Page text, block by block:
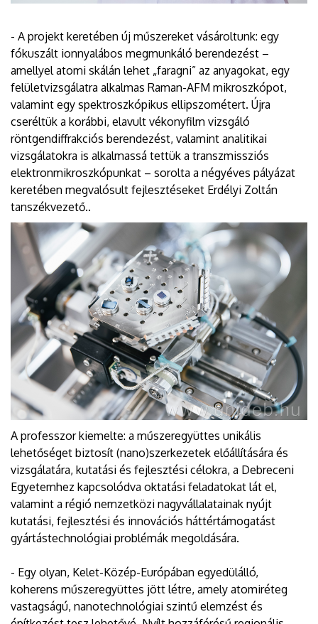
- A projekt keretében új műszereket vásároltunk: egy
fókuszált ionnyalábos megmunkáló berendezést –
amellyel atomi skálán lehet „faragni” az anyagokat, egy
felületvizsgálatra alkalmas Raman-AFM mikroszkópot,
valamint egy spektroszkópikus ellipszométert. Újra
cseréltük a korábbi, elavult vékonyfilm vizsgáló
röntgendiffrakciós berendezést, valamint analitikai
vizsgálatokra is alkalmassá tettük a transzmissziós
elektronmikroszkópunkat – sorolta a négyéves pályázat
keretében megvalósult fejlesztéseket Erdélyi Zoltán
tanszékvezető..
A professzor kiemelte: a műszeregyüttes unikális
lehetőséget biztosít (nano)szerkezetek előállítására és
vizsgálatára, kutatási és fejlesztési célokra, a Debreceni
Egyetemhez kapcsolódva oktatási feladatokat lát el,
valamint a régió nemzetközi nagyvállalatainak nyújt
kutatási, fejlesztési és innovációs háttértámogatást
gyártástechnológiai problémák megoldására.
- Egy olyan, Kelet-Közép-Európában egyedülálló,
koherens műszeregyüttes jött létre, amely atomiréteg
vastagságú, nanotechnológiai szintű elemzést és